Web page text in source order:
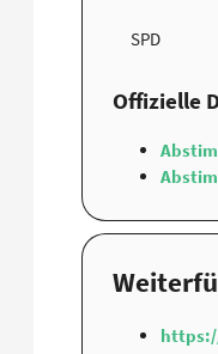
SPD
Offizielle